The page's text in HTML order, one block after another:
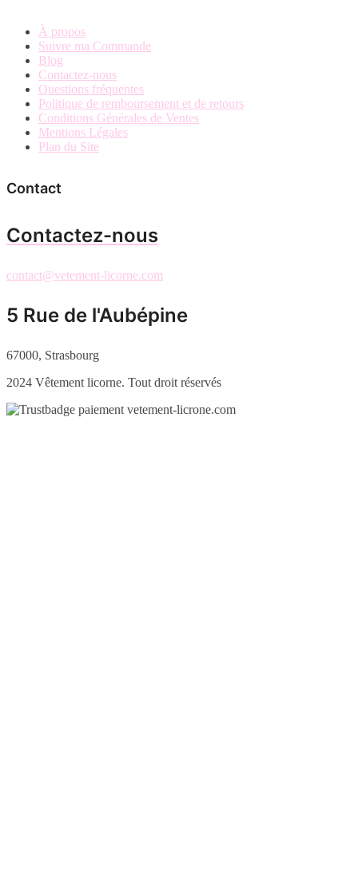
À propos
Suivre ma Commande
Blog
Contactez-nous
Questions fréquentes
Politique de remboursement et de retours
Conditions Générales de Ventes
Mentions Légales
Plan du Site
Contact
Contactez-nous
contact@vetement-licorne.com
5 Rue de l'Aubépine
67000, Strasbourg
2024 Vêtement licorne. Tout droit réservés